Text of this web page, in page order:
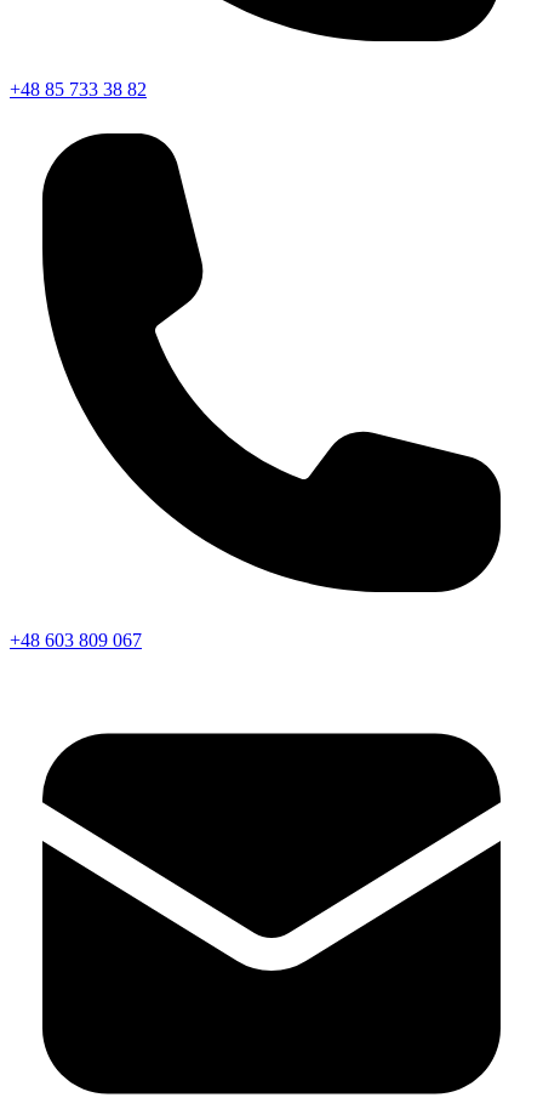
+48 85 733 38 82
+48 603 809 067